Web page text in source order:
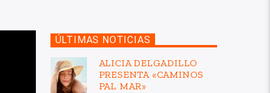
ÚLTIMAS NOTICIAS
ALICIA DELGADILLO
PRESENTA «CAMINOS
PAL MAR»